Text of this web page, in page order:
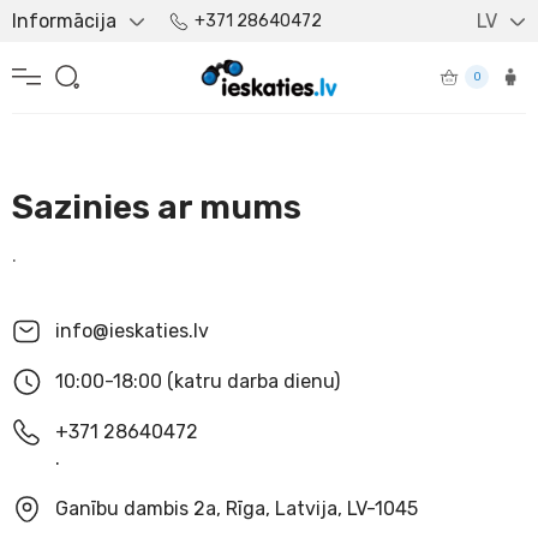
Informācija +371 28640472 LV
0
Sazinies ar mums
.
info@ieskaties.lv
10:00-18:00 (katru darba dienu)
+371 28640472
.
Ganību dambis 2a, Rīga, Latvija, LV-1045